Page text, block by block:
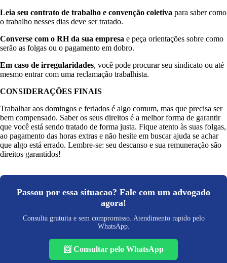
Leia seu contrato de trabalho e convenção coletiva para saber como
o trabalho nesses dias deve ser tratado.
Converse com o RH da sua empresa e peça orientações sobre como
serão as folgas ou o pagamento em dobro.
Em caso de irregularidades, você pode procurar seu sindicato ou até
mesmo entrar com uma reclamação trabalhista.
CONSIDERAÇÕES FINAIS
Trabalhar aos domingos e feriados é algo comum, mas que precisa ser
bem compensado. Saber os seus direitos é a melhor forma de garantir
que você está sendo tratado de forma justa. Fique atento às suas folgas,
ao pagamento das horas extras e não hesite em buscar ajuda se achar
que algo está errado. Lembre-se: seu descanso e sua remuneração são
direitos garantidos!
Passou por essa situacao? Fale com um advogado
agora!
Consulta gratuita e sem compromisso. Atendimento rapido pelo
WhatsApp.
📨 Consultar pelo WhatsApp